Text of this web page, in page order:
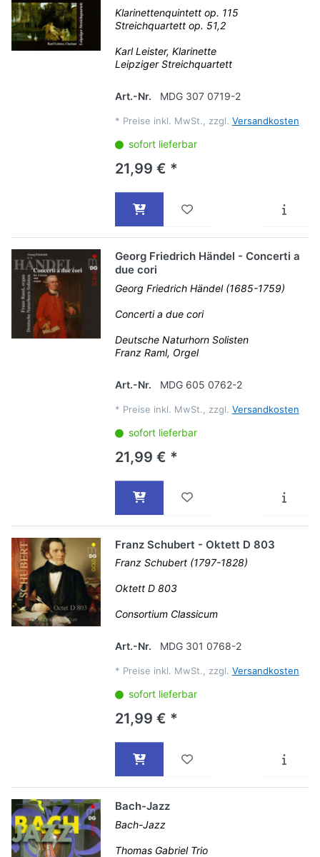
Klarinettenquintett op. 115
Streichquartett op. 51,2
Karl Leister, Klarinette
Leipziger Streichquartett
Art.-Nr. MDG 307 0719-2
* Preise inkl. MwSt., zzgl. Versandkosten
sofort lieferbar
21,99 € *
Georg Friedrich Händel - Concerti a
due cori
Georg Friedrich Händel (1685-1759)
Concerti a due cori
Deutsche Naturhorn Solisten
Franz Raml, Orgel
Art.-Nr. MDG 605 0762-2
* Preise inkl. MwSt., zzgl. Versandkosten
sofort lieferbar
21,99 € *
Franz Schubert - Oktett D 803
Franz Schubert (1797-1828)
Oktett D 803
Consortium Classicum
Art.-Nr. MDG 301 0768-2
* Preise inkl. MwSt., zzgl. Versandkosten
sofort lieferbar
21,99 € *
Bach-Jazz
Bach-Jazz
Thomas Gabriel Trio